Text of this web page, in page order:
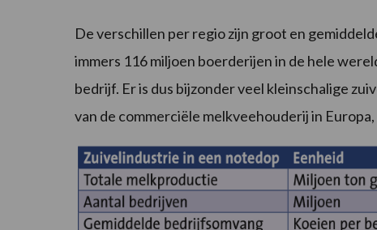
De verschillen per regio zijn groot en
immers 116 miljoen boerderijen in de hele
bedrijf. Er is dus bijzonder veel kleinschalige
van de commerciële melkveehouderij in